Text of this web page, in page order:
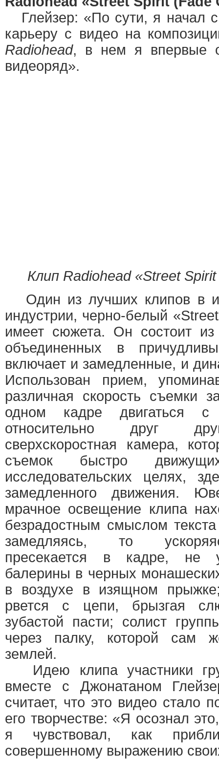
Глейзер: «По сути, я начал
карьеру с видео на
Radiohead, в нем я впервые
видеоряд».
Клип Radiohead «Street
Один из лучших клипов в
индустрии, черно-белый
имеет сюжета. Он состоит из
объединенных в
включает и замедленные, и
Использован прием,
различная скорость съемки
одном кадре двигаться с
относительно друг
сверхскоростная камера,
съемок быстро
исследовательских целях,
замедленного движения.
мрачное освещение клипа
безрадостным смыслом
замедляясь, то
пресекается в кадре, не
балерины в черных
в воздухе в изящном
рвется с цепи, брызгая
зубастой пасти; солист
через палку, которой сам
землей.
Идею клипа участники
вместе с Джонатаном
считает, что это видео стало
его творчестве: «Я осознал
я чувствовал, как
совершенному выражению